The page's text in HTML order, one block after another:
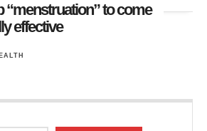
“menstruation” to come
effective